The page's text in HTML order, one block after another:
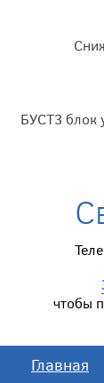
БУСТ3 блок
чтобы
Главная